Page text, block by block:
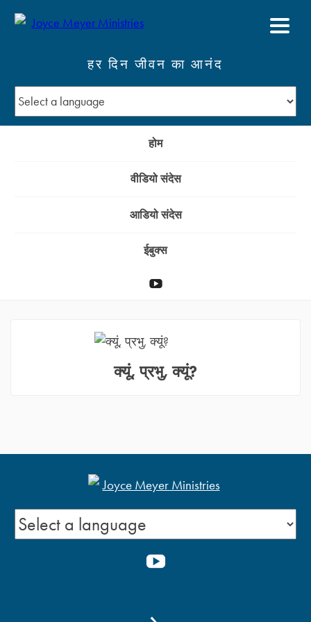
हर दिन जीवन का आनंद
होम
वीडियो संदेस
आडियो संदेस
ईबुक्स
YouTube
क्यूं, प्रभु, क्यूं?